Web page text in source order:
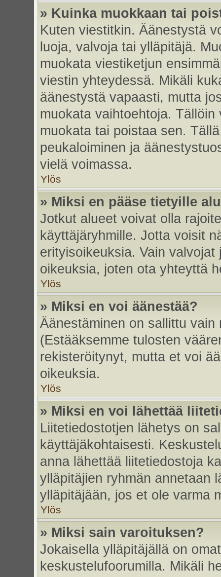
» Kuinka muokkaan tai
Kuten viestitkin. Äänestystä
luoja, valvoja tai ylläpitäjä.
muokata viestiketjun
viestin yhteydessä. Mikäli
äänestystä vapaasti, mutta
muokata vaihtoehtoja.
muokata tai poistaa sen.
peukaloiminen ja
vielä voimassa.
Ylös
» Miksi en pääse tietyille
Jotkut alueet voivat olla
käyttäjäryhmille. Jotta voisit
erityisoikeuksia. Vain
oikeuksia, joten ota yhteyttä
Ylös
» Miksi en voi äänestää?
Äänestäminen on sallittu
(Estääksemme tulosten
rekisteröitynyt, mutta et voi
oikeuksia.
Ylös
» Miksi en voi lähettää
Liitetiedostotjen lähetys on
käyttäjäkohtaisesti.
anna lähettää liitetiedostoja
ylläpitäjien ryhmän annetaan
ylläpitäjään, jos et ole varma
Ylös
» Miksi sain varoituksen?
Jokaisella ylläpitäjällä on
keskustelufoorumilla. Mikäli